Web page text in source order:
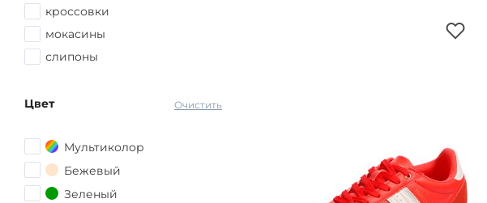
кроссовки
мокасины
слипоны
Очистить
Цвет
Мультиколор
Бежевый
Зеленый